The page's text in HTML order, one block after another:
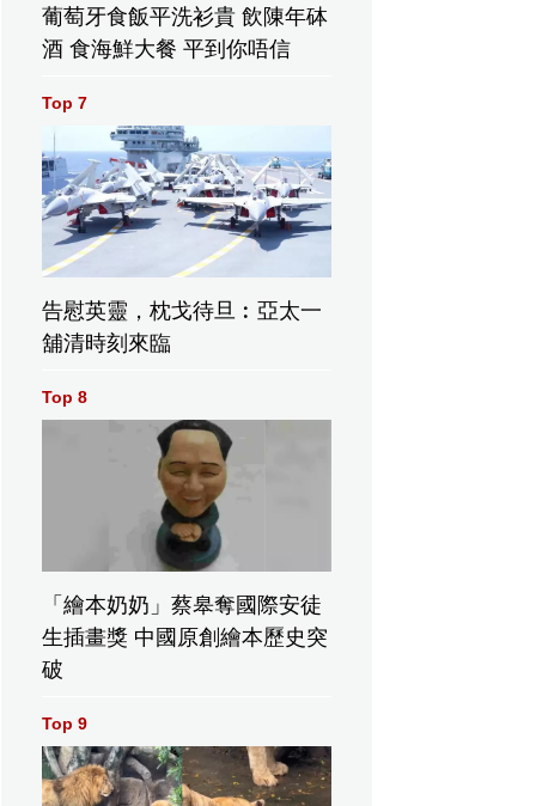
葡萄牙食飯平洗衫貴 飲陳年砵
酒 食海鮮大餐 平到你唔信
Top 7
告慰英靈，枕戈待旦︰亞太一
舖清時刻來臨
Top 8
「繪本奶奶」蔡皋奪國際安徒
生插畫獎 中國原創繪本歷史突
破
Top 9